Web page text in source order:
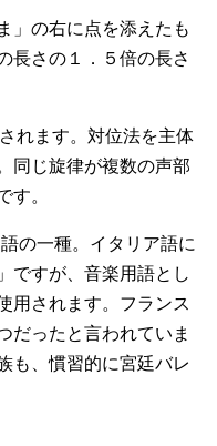
の右に点を添えたも
長さの１．５倍の長さ
れます。対位法を主体
同じ旋律が複数の声部
す。
の一種。イタリア語に
ですが、音楽用語とし
用されます。フランス
だったと言われていま
も、慣習的に宮廷バレ